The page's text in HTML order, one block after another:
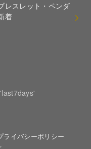
レスレット・ペンダ
着
ライバシーポリシー